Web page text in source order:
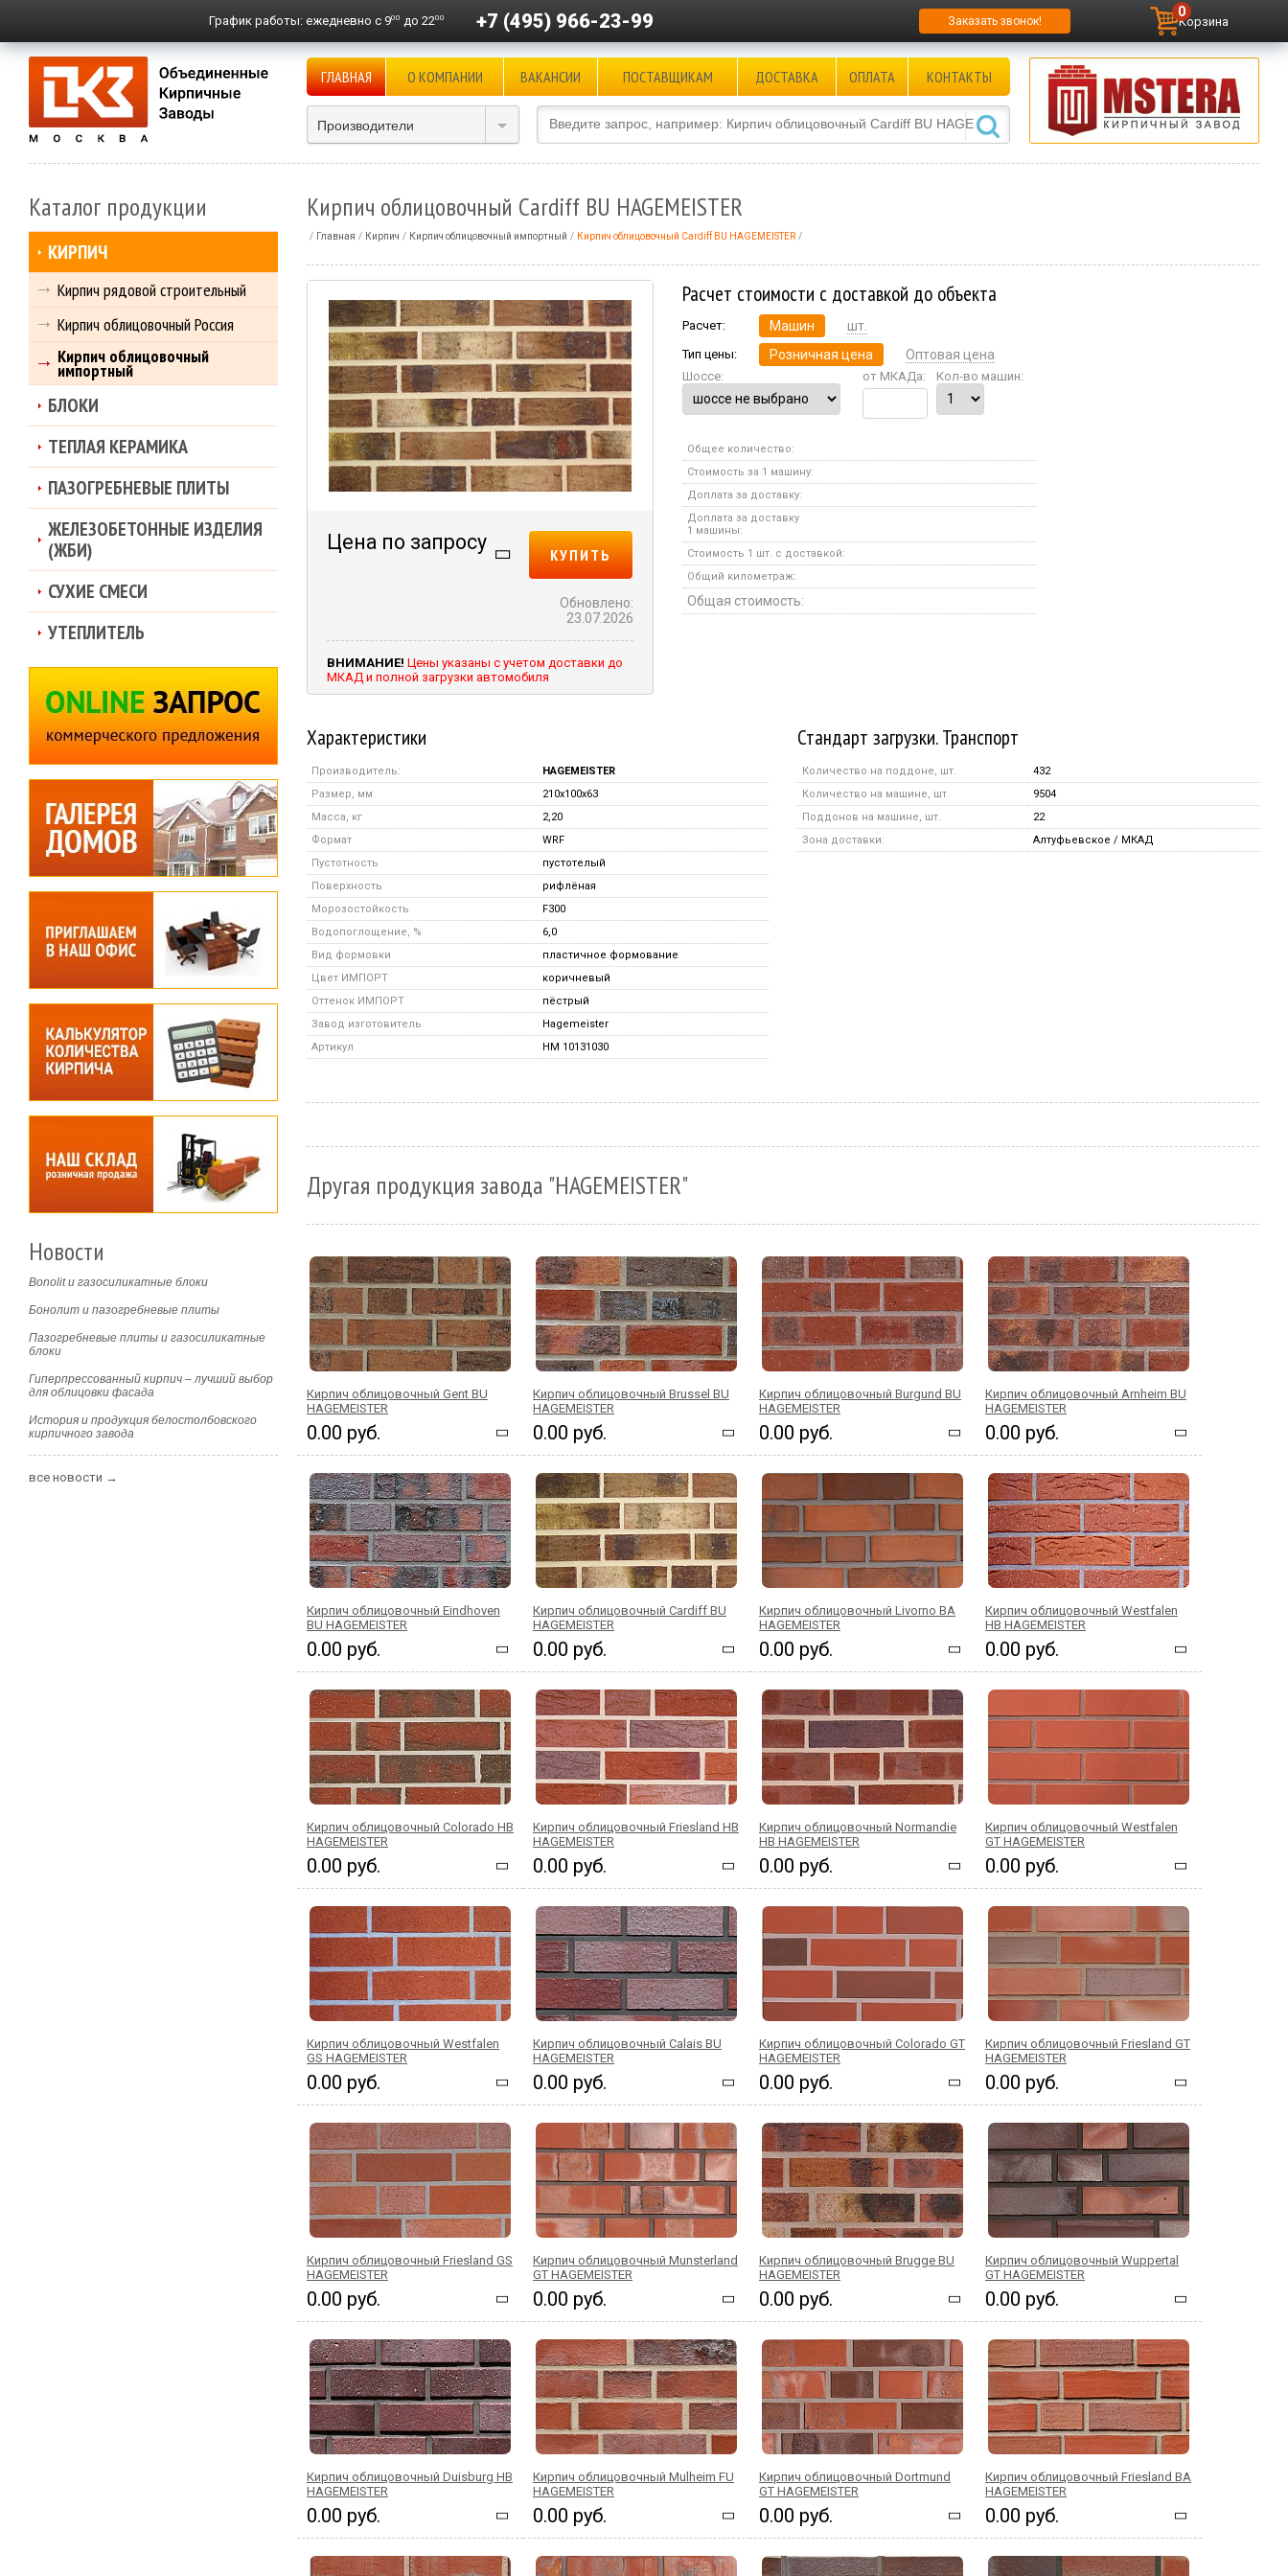
График работы: ежедневно с 900 до 2200 +7 (495) 966-23-99 Заказать звонок! Корзина
0
ГЛАВНАЯ О КОМПАНИИ ВАКАНСИИ ПОСТАВЩИКАМ ДОСТАВКА ОПЛАТА КОНТАКТЫ
Производители
Кирпич облицовочный Cardiff BU HAGEMEISTER
Главная Кирпич Кирпич облицовочный импортный Кирпич облицовочный Cardiff BU HAGEMEISTER
Цена по запросу
КУПИТЬ
Обновлено:
23.07.2026
ВНИМАНИЕ! Цены указаны с учетом доставки до
МКАД и полной загрузки автомобиля
Расчет стоимости с доставкой до объекта
Расчет: Машин шт.
Тип цены: Розничная цена Оптовая цена
Шоссе: от МКАДа: Кол-во машин:
Общее количество:
Стоимость за 1 машину:
Доплата за доставку:
Доплата за доставку
1 машины:
Стоимость 1 шт. с доставкой:
Общий километраж:
Общая стоимость:
Характеристики
Производитель:
HAGEMEISTER
Размер, мм
210x100x63
Масса, кг
2,20
Формат
WRF
Пустотность
пустотелый
Поверхность
рифлёная
Морозостойкость
F300
Водопоглощение, %
6,0
Вид формовки
пластичное формование
Цвет ИМПОРТ
коричневый
Оттенок ИМПОРТ
пёстрый
Завод изготовитель
Hagemeister
Артикул
HM 10131030
Стандарт загрузки. Транспорт
Количество на поддоне, шт.
432
Количество на машине, шт.
9504
Поддонов на машине, шт.
22
Зона доставки:
Алтуфьевское / МКАД
Другая продукция завода "HAGEMEISTER"
Кирпич облицовочный Gent BU
HAGEMEISTER
0.00 руб.
Кирпич облицовочный Brussel BU
HAGEMEISTER
0.00 руб.
Кирпич облицовочный Burgund BU
HAGEMEISTER
0.00 руб.
Кирпич облицовочный Arnheim BU
HAGEMEISTER
0.00 руб.
Кирпич облицовочный Eindhoven
BU HAGEMEISTER
0.00 руб.
Кирпич облицовочный Cardiff BU
HAGEMEISTER
0.00 руб.
Кирпич облицовочный Livorno BA
HAGEMEISTER
0.00 руб.
Кирпич облицовочный Westfalen
HB HAGEMEISTER
0.00 руб.
Кирпич облицовочный Colorado HB
HAGEMEISTER
0.00 руб.
Кирпич облицовочный Friesland HB
HAGEMEISTER
0.00 руб.
Кирпич облицовочный Normandie
HB HAGEMEISTER
0.00 руб.
Кирпич облицовочный Westfalen
GT HAGEMEISTER
0.00 руб.
Кирпич облицовочный Westfalen
GS HAGEMEISTER
0.00 руб.
Кирпич облицовочный Calais BU
HAGEMEISTER
0.00 руб.
Кирпич облицовочный Colorado GT
HAGEMEISTER
0.00 руб.
Кирпич облицовочный Friesland GT
HAGEMEISTER
0.00 руб.
Кирпич облицовочный Friesland GS
HAGEMEISTER
0.00 руб.
Кирпич облицовочный Munsterland
GT HAGEMEISTER
0.00 руб.
Кирпич облицовочный Brugge BU
HAGEMEISTER
0.00 руб.
Кирпич облицовочный Wuppertal
GT HAGEMEISTER
0.00 руб.
Кирпич облицовочный Duisburg HB
HAGEMEISTER
0.00 руб.
Кирпич облицовочный Mulheim FU
HAGEMEISTER
0.00 руб.
Кирпич облицовочный Dortmund
GT HAGEMEISTER
0.00 руб.
Кирпич облицовочный Friesland BA
HAGEMEISTER
0.00 руб.
Каталог продукции
КИРПИЧ
Кирпич рядовой строительный
Кирпич облицовочный Россия
Кирпич облицовочный
импортный
БЛОКИ
ТЕПЛАЯ КЕРАМИКА
ПАЗОГРЕБНЕВЫЕ ПЛИТЫ
ЖЕЛЕЗОБЕТОННЫЕ ИЗДЕЛИЯ
(ЖБИ)
СУХИЕ СМЕСИ
УТЕПЛИТЕЛЬ
Новости
Bonolit и газосиликатные блоки
Бонолит и пазогребневые плиты
Пазогребневые плиты и газосиликатные
блоки
Гиперпрессованный кирпич – лучший выбор
для облицовки фасада
История и продукция белостолбовского
кирпичного завода
все новости →